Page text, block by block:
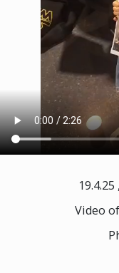
Video